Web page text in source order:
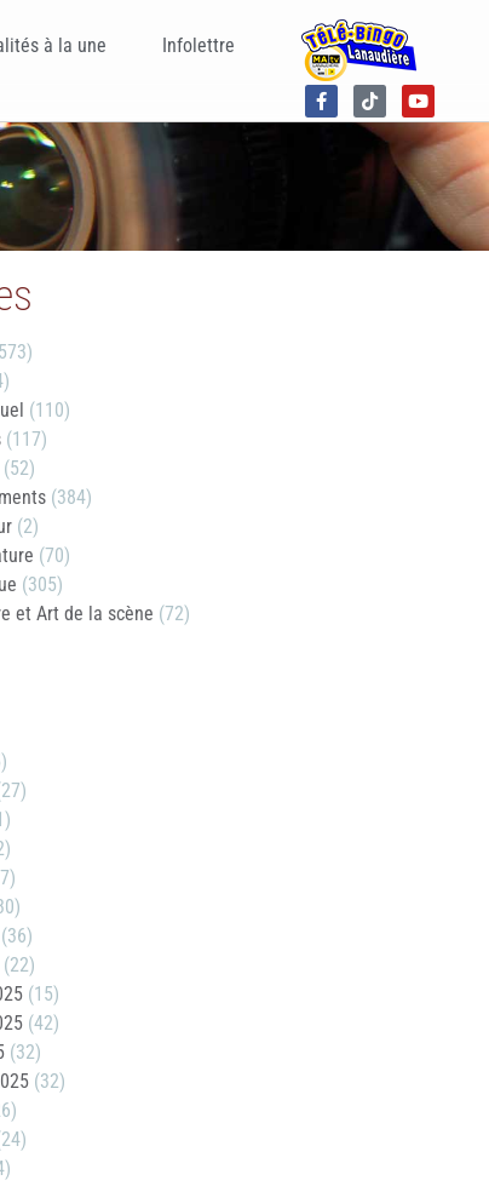
à la une Infolettre
(110)
(117)
(52)
(384)
(2)
(70)
(305)
et Art de la scène (72)
(36)
(22)
(15)
(42)
(32)
(32)